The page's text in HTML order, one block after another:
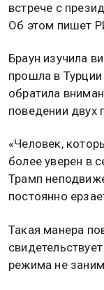
встрече с
Об этом пишет
Браун изучила
прошла в
обратила
поведении двух
«Человек,
более уверен в
Трамп
постоянно
Такая манера
режима не